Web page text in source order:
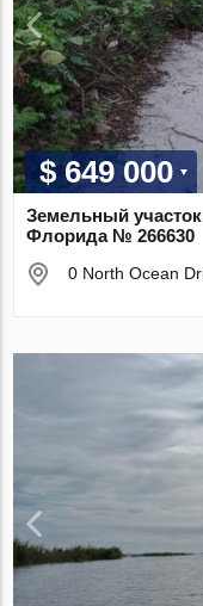
$ 649 000
Земельный
Флорида № 266630
0 North Ocean